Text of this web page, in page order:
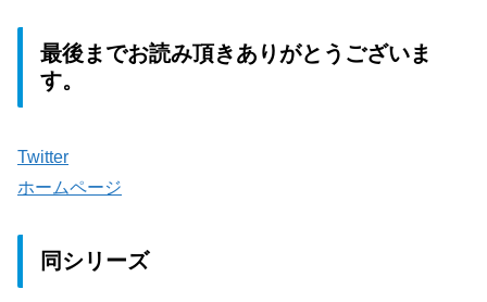
最後までお読み頂きありがとうございま
す。
Twitter
ホームページ
同シリーズ